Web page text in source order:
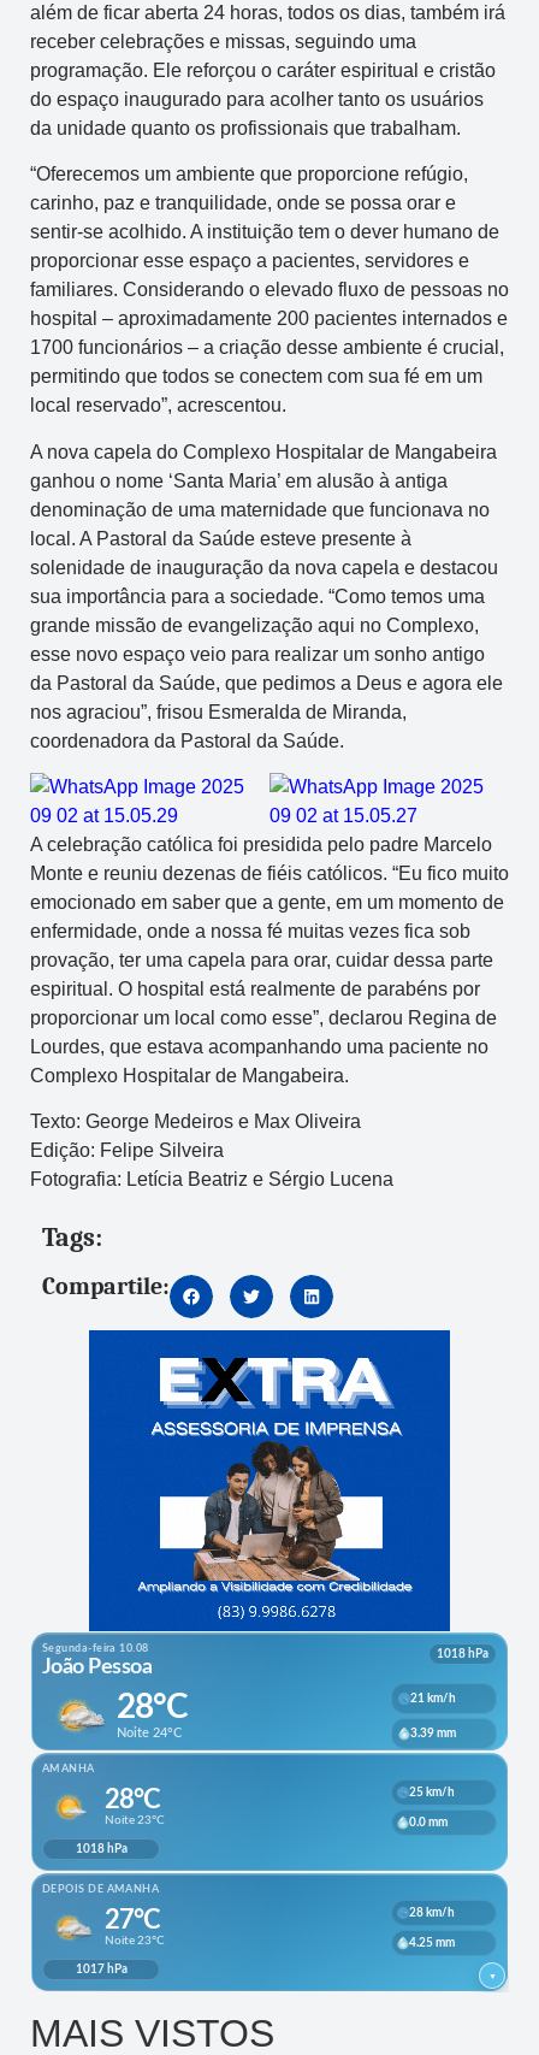
além de ficar aberta 24 horas, todos os dias, também irá
receber celebrações e missas, seguindo uma
programação. Ele reforçou o caráter espiritual e cristão
do espaço inaugurado para acolher tanto os usuários
da unidade quanto os profissionais que trabalham.
“Oferecemos um ambiente que proporcione refúgio,
carinho, paz e tranquilidade, onde se possa orar e
sentir-se acolhido. A instituição tem o dever humano de
proporcionar esse espaço a pacientes, servidores e
familiares. Considerando o elevado fluxo de pessoas no
hospital – aproximadamente 200 pacientes internados e
1700 funcionários – a criação desse ambiente é crucial,
permitindo que todos se conectem com sua fé em um
local reservado”, acrescentou.
A nova capela do Complexo Hospitalar de Mangabeira
ganhou o nome ‘Santa Maria’ em alusão à antiga
denominação de uma maternidade que funcionava no
local. A Pastoral da Saúde esteve presente à
solenidade de inauguração da nova capela e destacou
sua importância para a sociedade. “Como temos uma
grande missão de evangelização aqui no Complexo,
esse novo espaço veio para realizar um sonho antigo
da Pastoral da Saúde, que pedimos a Deus e agora ele
nos agraciou”, frisou Esmeralda de Miranda,
coordenadora da Pastoral da Saúde.
A celebração católica foi presidida pelo padre Marcelo
Monte e reuniu dezenas de fiéis católicos. “Eu fico muito
emocionado em saber que a gente, em um momento de
enfermidade, onde a nossa fé muitas vezes fica sob
provação, ter uma capela para orar, cuidar dessa parte
espiritual. O hospital está realmente de parabéns por
proporcionar um local como esse”, declarou Regina de
Lourdes, que estava acompanhando uma paciente no
Complexo Hospitalar de Mangabeira.
Texto: George Medeiros e Max Oliveira
Edição: Felipe Silveira
Fotografia: Letícia Beatriz e Sérgio Lucena
Tags:
Compartile:
MAIS VISTOS